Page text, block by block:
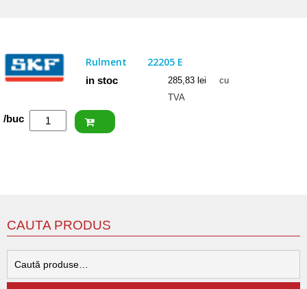
Rulment 22205 E
in stoc 285,83 lei
cu
TVA
Cantitate
/buc
CAUTA PRODUS